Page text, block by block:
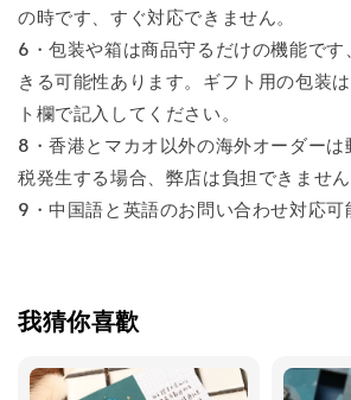
の時です、すぐ対応できません。
6・包装や箱は商品守るだけの機能で
きる可能性あります。ギフト用の包装
ト欄で記入してください。
8・香港とマカオ以外の海外オーダー
税発生する場合、弊店は負担できません
9・中国語と英語のお問い合わせ対応可
我猜你喜歡